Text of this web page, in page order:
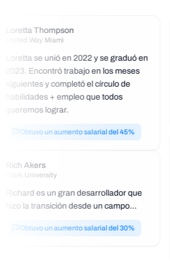
Loretta Thompson
United Way Miami
Loretta se unió en 2022 y se graduó en
2023. Encontró trabajo en los meses
siguientes y completó el círculo de
habilidades + empleo que todos
queremos lograr.
Obtuvo un aumento salarial del 45%
Rich Akers
Clark University
Richard es un gran desarrollador que
hizo la transición desde un campo
completamente diferente y ahora
trabaja como desarrollador web en el
Obtuvo un aumento salarial del 30%